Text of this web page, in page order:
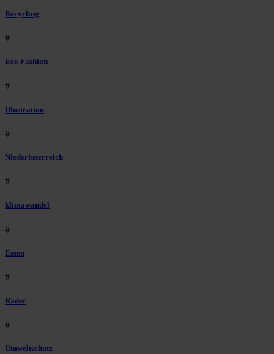
Recycling
#
Eco Fashion
#
Illustration
#
Niederösterreich
#
klimawandel
#
Essen
#
Räder
#
Umweltschutz